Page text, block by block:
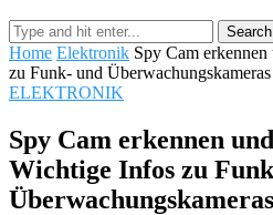
Home Elektronik Spy Cam
zu Funk- und Überwachungskameras
ELEKTRONIK
Spy Cam erkennen
Wichtige Infos zu
Überwachungskameras